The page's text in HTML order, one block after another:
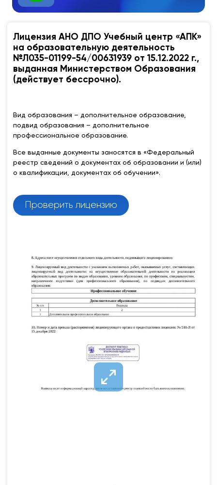
Лицензия АНО ДПО Учебный центр «АПК»
на образовательную деятельность
№Л035-01199-54/00631939 от 15.12.2022 г.,
выданная Министерством Образования
(действует бессрочно).
Вид образования – дополнительное образование,
подвид образования – дополнительное
профессиональное образование.
Все выданные документы заносятся в «Федеральный
реестр сведений о документах об образовании и (или)
о квалификации, документах об обучении».
Проверить лицензию